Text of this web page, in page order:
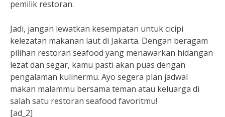
pemilik restoran.
Jadi, jangan lewatkan kesempatan untuk cicipi
kelezatan makanan laut di Jakarta. Dengan beragam
pilihan restoran seafood yang menawarkan hidangan
lezat dan segar, kamu pasti akan puas dengan
pengalaman kulinermu. Ayo segera plan jadwal
makan malammu bersama teman atau keluarga di
salah satu restoran seafood favoritmu!
[ad_2]